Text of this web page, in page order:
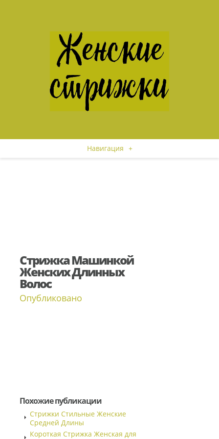
Навигация +
Стрижка Машинкой
Женских Длинных
Волос
Опубликовано
Похожие публикации
Стрижки Стильные Женские
Средней Длины
Короткая Стрижка Женская для